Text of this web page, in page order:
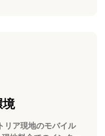
ア現地のモバイル